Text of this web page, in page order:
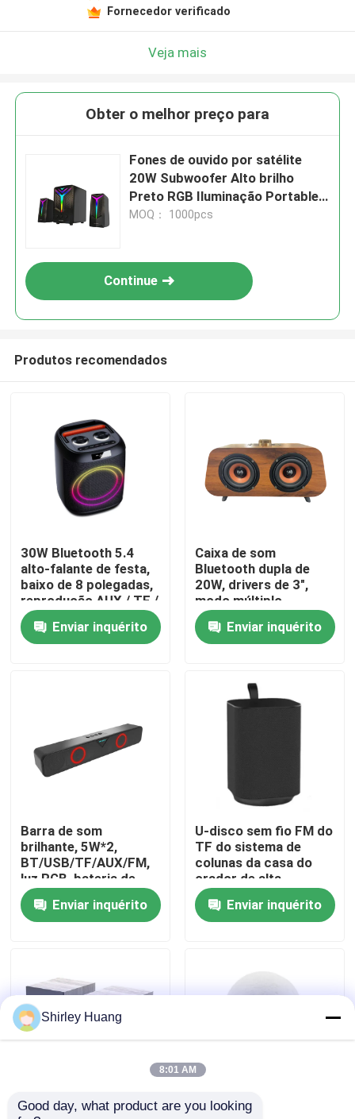
Sobre nós
Controle de qualidade
Contacte-nos
Casos
Solicite um orçamento
Teclado e rato prendidos de computador
Fornecedor verificado
Veja mais
Obter o melhor preço para
Fones de ouvido por satélite
20W Subwoofer Alto brilho
Preto RGB Iluminação Portable
Bluetooth remoto 5.0 AUX Input
MOQ： 1000pcs
Continue
Produtos recomendados
30W Bluetooth 5.4
alto-falante de festa,
baixo de 8 polegadas,
reprodução AUX / TF /
USB
Enviar inquérito
Caixa de som
Bluetooth dupla de
20W, drivers de 3",
modo múltiplo
(BT/FM/USB/TF/AUX),
bateria 18650
Enviar inquérito
Barra de som
brilhante, 5W*2,
BT/USB/TF/AUX/FM,
luz RGB, bateria de
1200mAh
Enviar inquérito
U-disco sem fio FM do
TF do sistema de
colunas da casa do
orador de alta
fidelidade portátil de
5W Bluetooth auxiliar
Enviar inquérito
Alto-falante Bluetooth
Alto-falante Bluetooth
Shirley Huang
8:01 AM
Good day, what product are you looking